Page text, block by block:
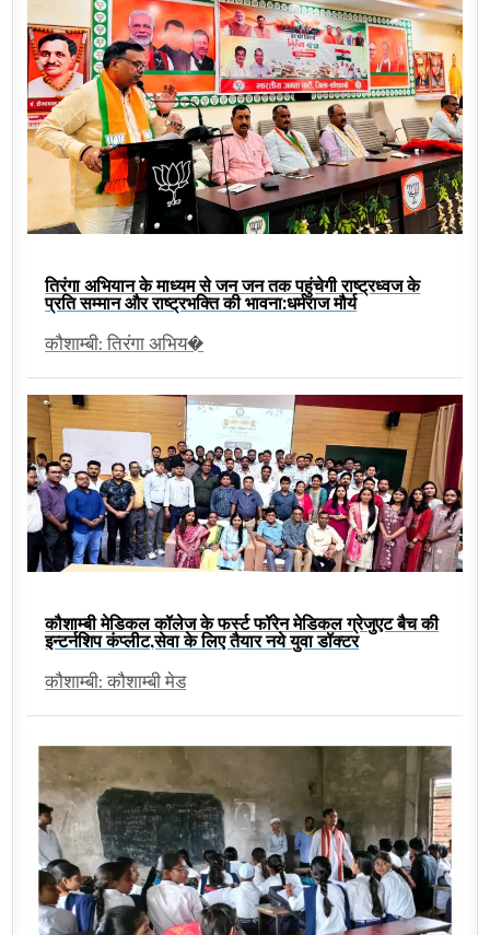
तिरंगा अभियान के माध्यम से जन जन तक पहुंचेगी राष्ट्रध्वज के
प्रति सम्मान और राष्ट्रभक्ति की भावना:धर्मराज मौर्य
कौशाम्बी: तिरंगा अभिय�
कौशाम्बी मेडिकल कॉलेज के फर्स्ट फॉरेन मेडिकल ग्रेजुएट बैच की
इन्टर्नशिप कंप्लीट,सेवा के लिए तैयार नये युवा डॉक्टर
कौशाम्बी: कौशाम्बी मेड